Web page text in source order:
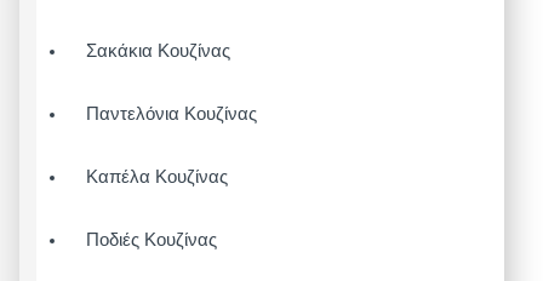
Σακάκια Κουζίνας
Παντελόνια Κουζίνας
Καπέλα Κουζίνας
Ποδιές Κουζίνας